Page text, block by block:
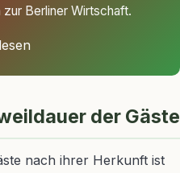
Berliner Wirtschaft.
der Gäste
nach ihrer Herkunft ist